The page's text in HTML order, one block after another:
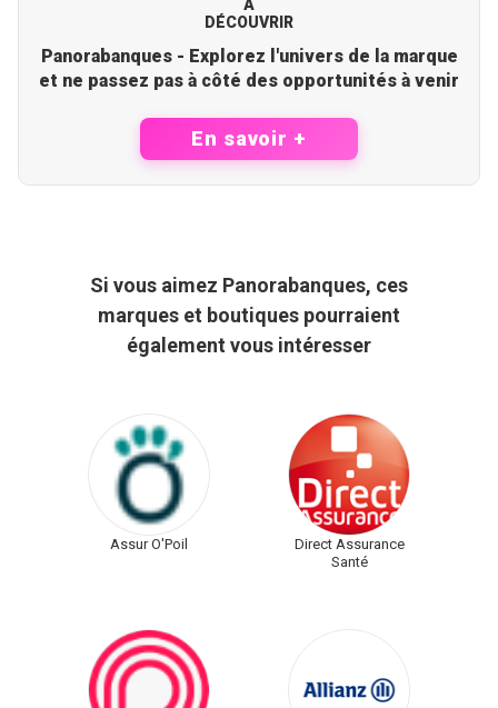
À
DÉCOUVRIR
Panorabanques - Explorez l'univers de la marque
et ne passez pas à côté des opportunités à venir
En savoir +
Si vous aimez Panorabanques, ces
marques et boutiques pourraient
également vous intéresser
Assur O'Poil
Direct Assurance
Santé